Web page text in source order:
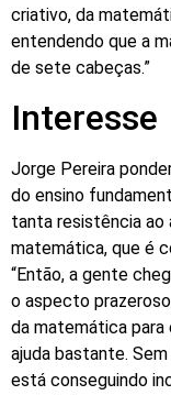
criativo, da
entendendo que a
de sete cabeças.”
Interesse
Jorge Pereira
do ensino
tanta resistência ao
matemática, que é
“Então, a gente
o aspecto
da matemática para
ajuda bastante.
está conseguindo